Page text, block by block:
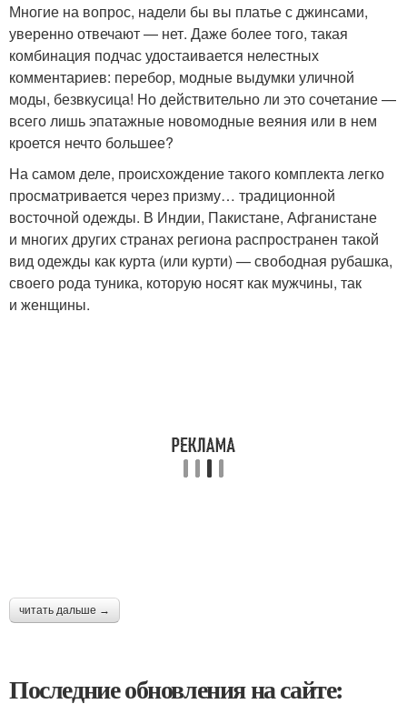
Многие на вопрос, надели бы вы платье с джинсами,
уверенно отвечают — нет. Даже более того, такая
комбинация подчас удостаивается нелестных
комментариев: перебор, модные выдумки уличной
моды, безвкусица! Но действительно ли это сочетание —
всего лишь эпатажные новомодные веяния или в нем
кроется нечто большее?
На самом деле, происхождение такого комплекта легко
просматривается через призму… традиционной
восточной одежды. В Индии, Пакистане, Афганистане
и многих других странах региона распространен такой
вид одежды как курта (или курти) — свободная рубашка,
своего рода туника, которую носят как мужчины, так
и женщины.
читать дальше →
Последние обновления на сайте: